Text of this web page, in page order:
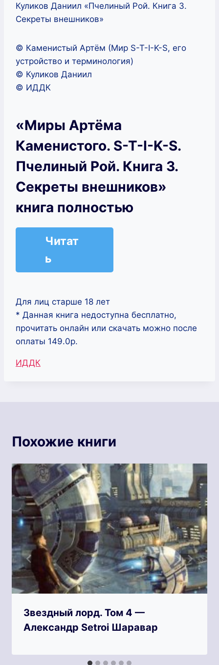
Куликов Даниил «Пчелиный Рой. Книга 3.
Секреты внешников»
© Каменистый Артём (Мир S-T-I-K-S, его
устройство и терминология)
© Куликов Даниил
© ИДДК
«Миры Артёма
Каменистого. S-T-I-K-S.
Пчелиный Рой. Книга 3.
Секреты внешников»
книга полностью
Читат
ь
Для лиц старше 18 лет
* Данная книга недоступна бесплатно,
прочитать онлайн или скачать можно после
оплаты 149.0р.
Метки
ИДДК
Похожие книги
Звездный лорд. Том 4 —
Александр Setroi Шаравар